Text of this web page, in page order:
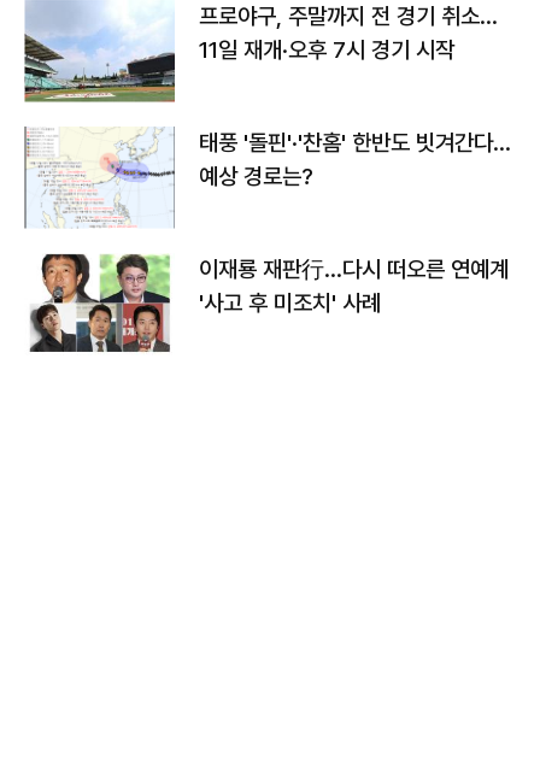
프로야구, 주말까지 전 경기 취소…
11일 재개·오후 7시 경기 시작
태풍 '돌핀'·'찬홈' 한반도 빗겨간다…
예상 경로는?
이재룡 재판行…다시 떠오른 연예계
'사고 후 미조치' 사례